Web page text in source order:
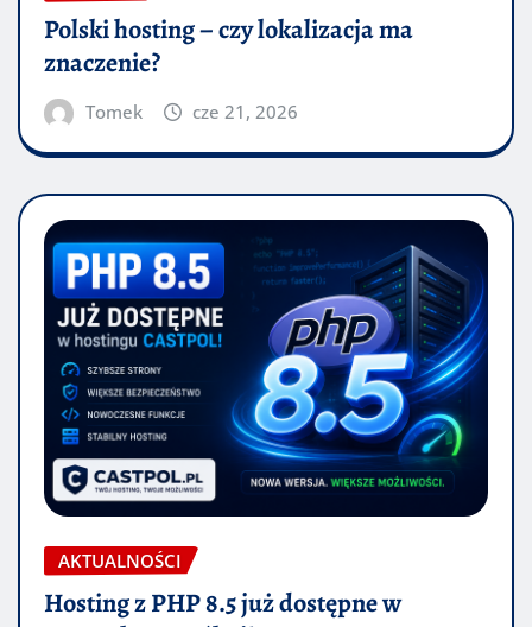
Polski hosting – czy lokalizacja ma
znaczenie?
Tomek cze 21, 2026
AKTUALNOŚCI
Hosting z PHP 8.5 już dostępne w